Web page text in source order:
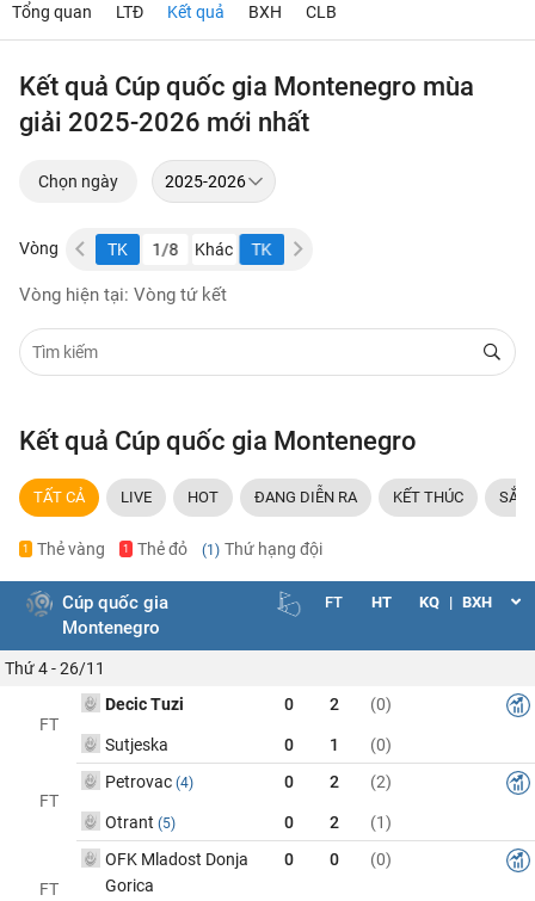
Tổng quan LTĐ Kết quả BXH CLB
Kết quả Cúp quốc gia Montenegro mùa
giải 2025-2026 mới nhất
Chọn ngày
Vòng
1/8 Khác TK 1/8 Khác TK 1/8
Vòng hiện tại: Vòng tứ kết
Kết quả Cúp quốc gia Montenegro
TẤT CẢ LIVE HOT ĐANG DIỄN RA KẾT THÚC SẮP
1 Thẻ vàng 1 Thẻ đỏ (1) Thứ hạng đội
Cúp quốc gia
Montenegro
FT HT KQ | BXH
Thứ 4 - 26/11
FT
Decic Tuzi 0 2 (0)
Sutjeska 0 1 (0)
FT
Petrovac (4) 0 2 (2)
Otrant (5) 0 2 (1)
FT
OFK Mladost Donja
Gorica
0 0 (0)